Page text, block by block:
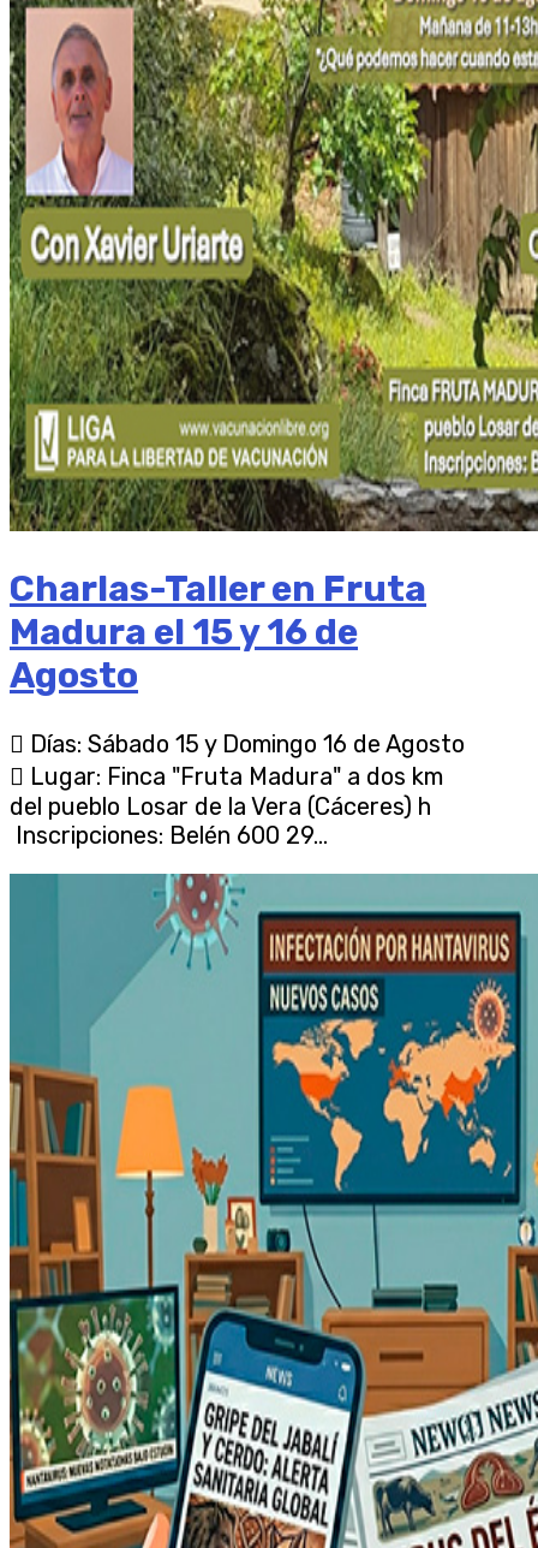
Charlas-Taller en Fruta
Madura el 15 y 16 de
Agosto
 Días: Sábado 15 y Domingo 16 de Agosto
 Lugar: Finca "Fruta Madura" a dos km
del pueblo Losar de la Vera (Cáceres) h
Inscripciones: Belén 600 29...